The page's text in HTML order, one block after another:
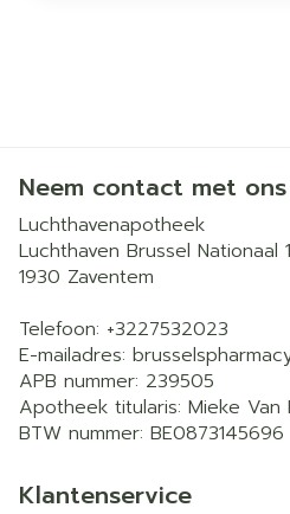
Neem contact met
Luchthavenapotheek
Luchthaven Brussel Nationaal 1
1930 Zaventem
Telefoon: +3227532023
E-mailadres:
APB nummer: 239505
Apotheek titularis: Mieke Van
BTW nummer: BE0873145696
Klantenservice